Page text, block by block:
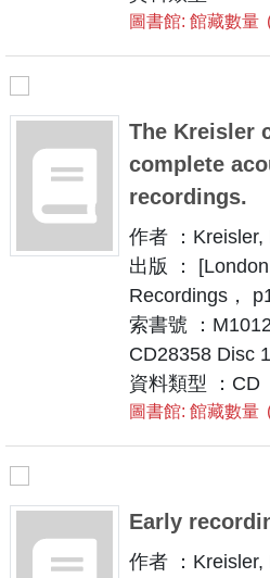
圖書館: 館藏數量
The Kreisler
complete
recordings.
作者 ：
出版 ：
Recordings，
索書號 ：
CD28358 Disc 1
資料類型 ：CD
圖書館: 館藏數量
Early
作者 ：